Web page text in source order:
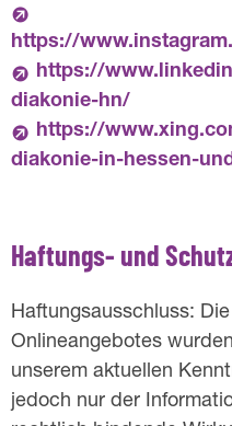
https://
https://
diakonie-hn/
https://
diakonie-in-hessen-
Haftungs- und
Haftungsausschluss:
Onlineangebotes
unserem aktuellen
jedoch nur der